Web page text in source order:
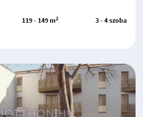
119 - 149 m2 3 - 4 szoba